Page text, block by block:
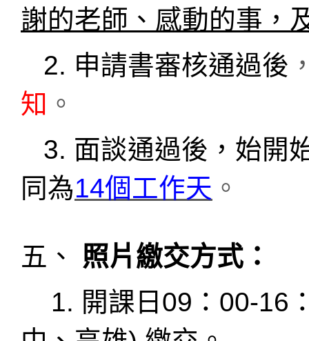
謝的老師、感動的事，
2. 申請書審核通過後
知 。
3. 面談通過後，始開
同為14個工作天 。
五、 照片繳交方式：
1. 開課日09 ： 00-16